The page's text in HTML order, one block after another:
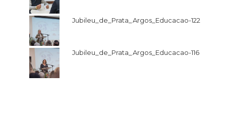
Jubileu_de_Prata_Argos_Educacao-122
Jubileu_de_Prata_Argos_Educacao-116